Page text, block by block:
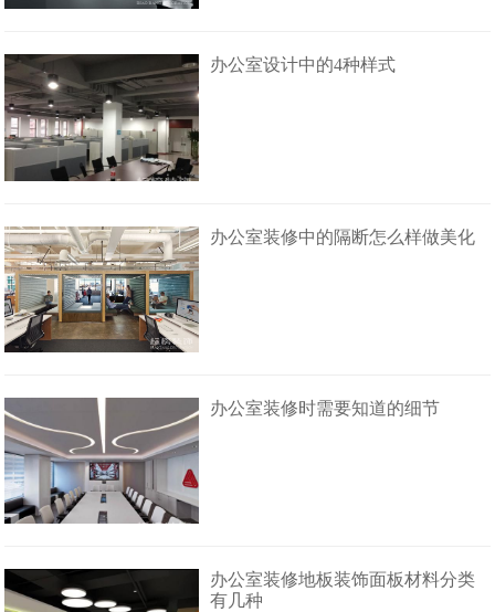
办公室设计中的4种样式
办公室装修中的隔断怎么样做美化
办公室装修时需要知道的细节
办公室装修地板装饰面板材料分类
有几种